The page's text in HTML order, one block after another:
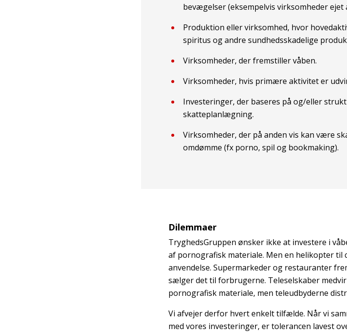
bevægelser (eksempelvis virksomheder ejet
Produktion eller virksomhed, hvor
spiritus og andre sundhedsskadelige
Virksomheder, der fremstiller våben.
Virksomheder, hvis primære aktivitet er
Investeringer, der baseres på og/eller
skatteplanlægning.
Virksomheder, der på anden vis kan være
omdømme (fx porno, spil og bookmaking).
Dilemmaer
TryghedsGruppen ønsker ikke at investere i
af pornografisk materiale. Men en helikopter
anvendelse. Supermarkeder og restauranter
sælger det til forbrugerne. Teleselskaber
pornografisk materiale, men teleudbyderne
Vi afvejer derfor hvert enkelt tilfælde. Når vi
med vores investeringer, er tolerancen lavest